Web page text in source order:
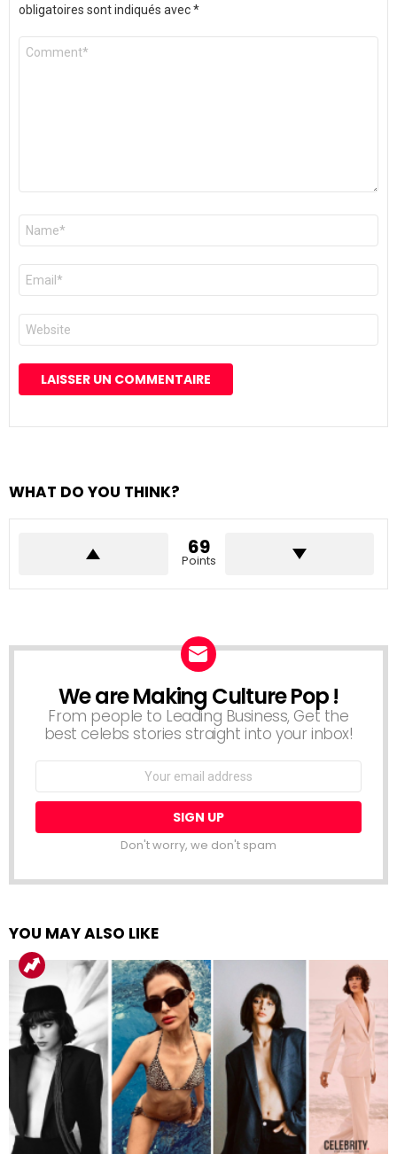
obligatoires sont indiqués avec*
Commentaire
Nom
E-
mail
*
Site
web
WHAT DO YOU THINK?
69
Points
NEWSLETTER
We are Making Culture Pop !
From people to Leading Business, Get the
best celebs stories straight into your inbox!
Email
Don't worry, we don't spam
YOU MAY ALSO LIKE